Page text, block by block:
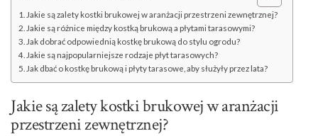
Jakie są zalety kostki brukowej w aranżacji przestrzeni zewnętrznej?
Jakie są różnice między kostką brukową a płytami tarasowymi?
Jak dobrać odpowiednią kostkę brukową do stylu ogrodu?
Jakie są najpopularniejsze rodzaje płyt tarasowych?
Jak dbać o kostkę brukową i płyty tarasowe, aby służyły przez lata?
Jakie są zalety kostki brukowej w aranżacji
przestrzeni zewnętrznej?